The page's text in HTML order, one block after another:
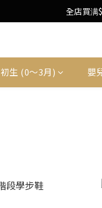
Free Local全店買满
Free Local
初生 (0〜3月) 嬰